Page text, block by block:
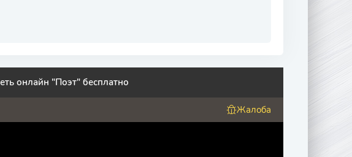
онлайн "Поэт" бесплатно
Жалоба